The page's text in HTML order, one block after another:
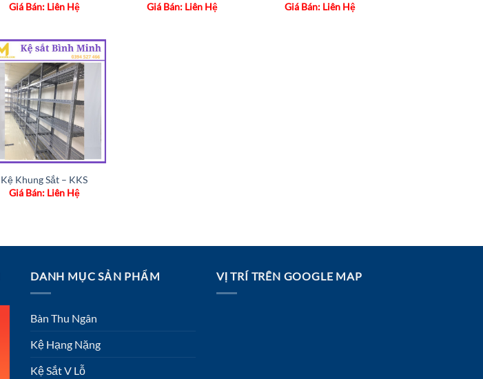
Giá Bán: Liên Hệ
Giá Bán: Liên Hệ
Giá Bán: Liên Hệ
Add to
wishlist
Kệ Khung Sắt – KKS
Giá Bán: Liên Hệ
DANH MỤC SẢN PHẨM
Bàn Thu Ngân
Kệ Hạng Nặng
Kệ Sắt V Lỗ
VỊ TRÍ TRÊN GOOGLE MAP